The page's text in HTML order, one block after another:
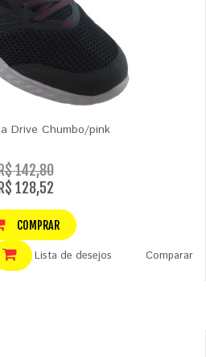
Drive Chumbo/pink
142,80
R$ 128,52
COMPRAR
Lista de desejos Comparar